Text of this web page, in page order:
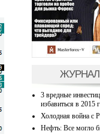
3 вредные
избавиться в 2015
Холодная война с
Нефть: Все могло